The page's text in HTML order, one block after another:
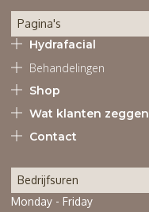
Pagina's
Hydrafacial
Behandelingen
Shop
Wat klanten zeggen
Contact
Bedrijfsuren
Monday - Friday